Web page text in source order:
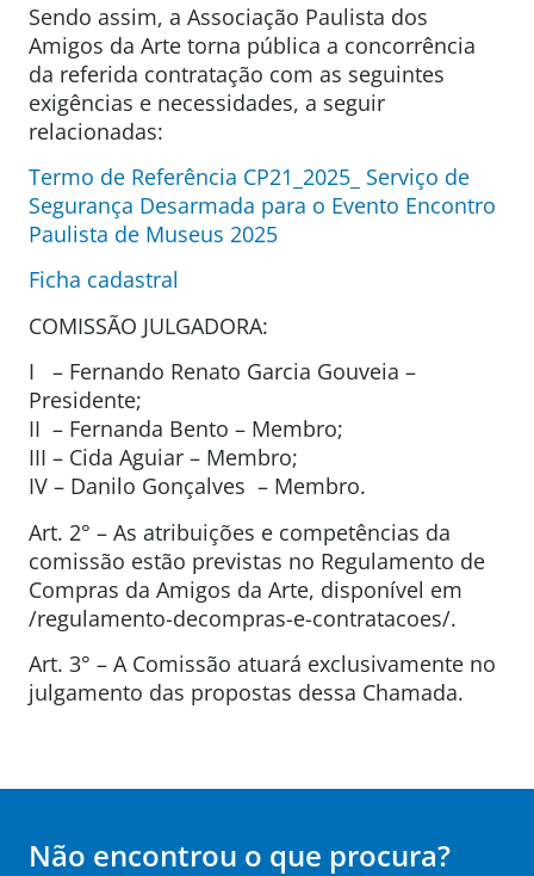
Sendo assim, a Associação Paulista dos
Amigos da Arte torna pública a concorrência
da referida contratação com as seguintes
exigências e necessidades, a seguir
relacionadas:
Termo de Referência CP21_2025_ Serviço de
Segurança Desarmada para o Evento Encontro
Paulista de Museus 2025
Ficha cadastral
COMISSÃO JULGADORA:
I – Fernando Renato Garcia Gouveia –
Presidente;
II – Fernanda Bento – Membro;
III – Cida Aguiar – Membro;
IV – Danilo Gonçalves – Membro.
Art. 2° – As atribuições e competências da
comissão estão previstas no Regulamento de
Compras da Amigos da Arte, disponível em
/regulamento-decompras-e-contratacoes/.
Art. 3° – A Comissão atuará exclusivamente no
julgamento das propostas dessa Chamada.
Não encontrou o que procura?